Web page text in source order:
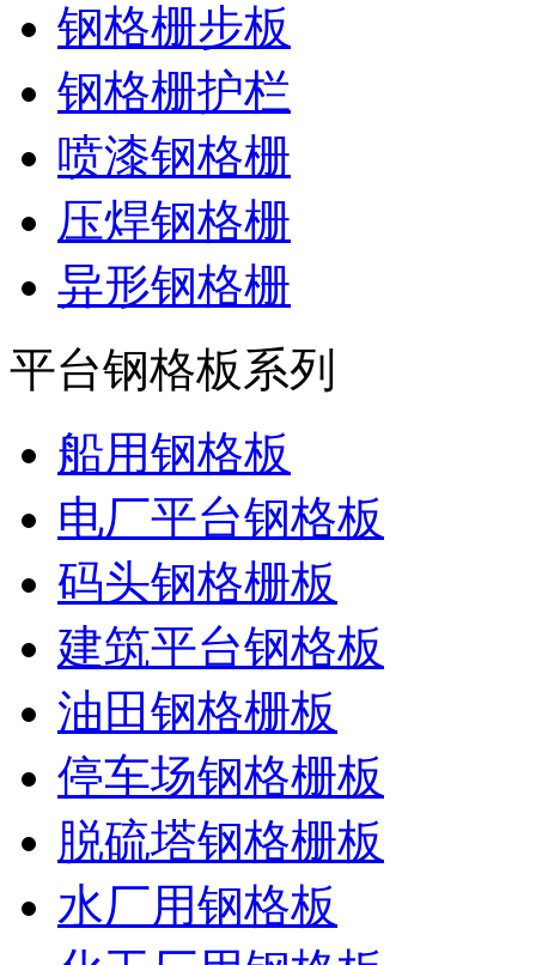
钢格栅步板
钢格栅护栏
喷漆钢格栅
压焊钢格栅
异形钢格栅
平台钢格板系列
船用钢格板
电厂平台钢格板
码头钢格栅板
建筑平台钢格板
油田钢格栅板
停车场钢格栅板
脱硫塔钢格栅板
水厂用钢格板